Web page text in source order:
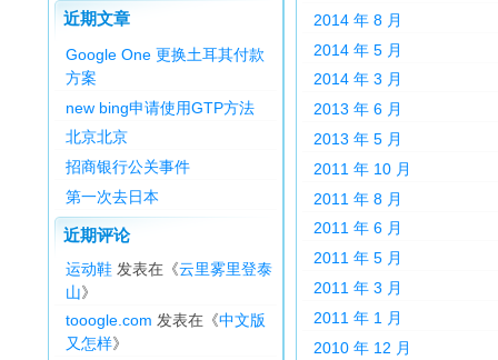
近期文章
Google One 更换土耳其付款
方案
new bing申请使用GTP方法
北京北京
招商银行公关事件
第一次去日本
近期评论
运动鞋 发表在《云里雾里登泰
山》
tooogle.com 发表在《中文版
又怎样》
2014 年 8 月
2014 年 5 月
2014 年 3 月
2013 年 6 月
2013 年 5 月
2011 年 10 月
2011 年 8 月
2011 年 6 月
2011 年 5 月
2011 年 3 月
2011 年 1 月
2010 年 12 月